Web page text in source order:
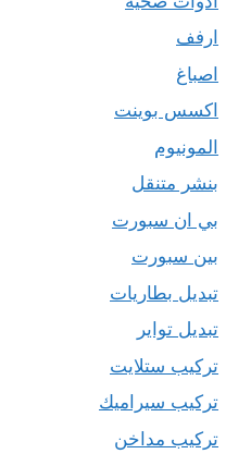
ارفف
اصباغ
اكسس بوينت
المونيوم
بنشر متنقل
بي ان سبورت
بين سبورت
تبديل بطاريات
تبديل تواير
تركيب ستلايت
تركيب سيراميك
تركيب مداخن